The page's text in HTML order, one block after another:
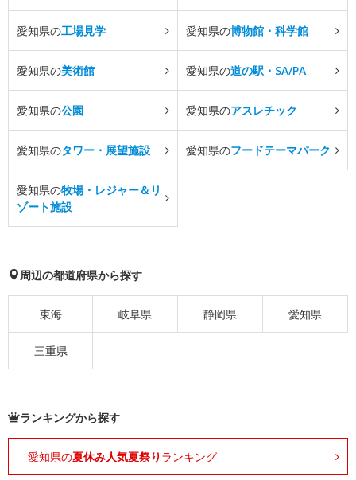
愛知県の工場見学 愛知県の博物館・科学館
愛知県の美術館 愛知県の道の駅・SA/PA
愛知県の公園 愛知県のアスレチック
愛知県のタワー・展望施設 愛知県のフードテーマパーク
愛知県の牧場・レジャー＆リ
ゾート施設
周辺の都道府県から探す
東海 岐阜県 静岡県 愛知県
三重県
ランキングから探す
愛知県の夏休み人気夏祭り ランキング